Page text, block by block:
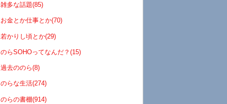
雑多な話題(85)
お金とか仕事とか(70)
若かりし頃とか(29)
のらSOHOってなんだ？(15)
過去ののら(8)
のらな生活(274)
のらの書棚(914)